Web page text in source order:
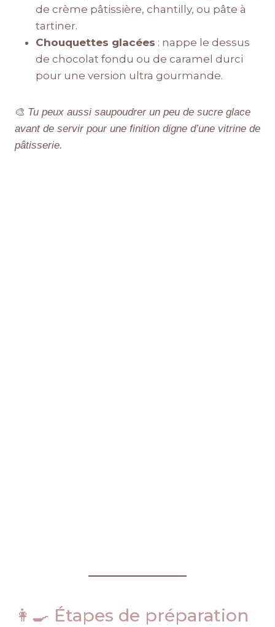
de crème pâtissière, chantilly, ou pâte à
tartiner.
Chouquettes glacées : nappe le dessus
de chocolat fondu ou de caramel durci
pour une version ultra gourmande.
🎨 Tu peux aussi saupoudrer un peu de sucre glace
avant de servir pour une finition digne d’une vitrine de
pâtisserie.
👩‍🍳 Étapes de préparation